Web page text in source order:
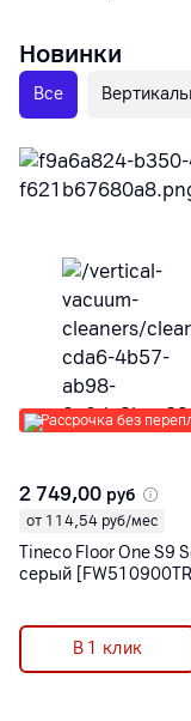
Новинки
Все
Рассрочка без
2 749,00 руб
от 114,54 руб/мес
Tineco Floor One S9
серый
В 1 клик